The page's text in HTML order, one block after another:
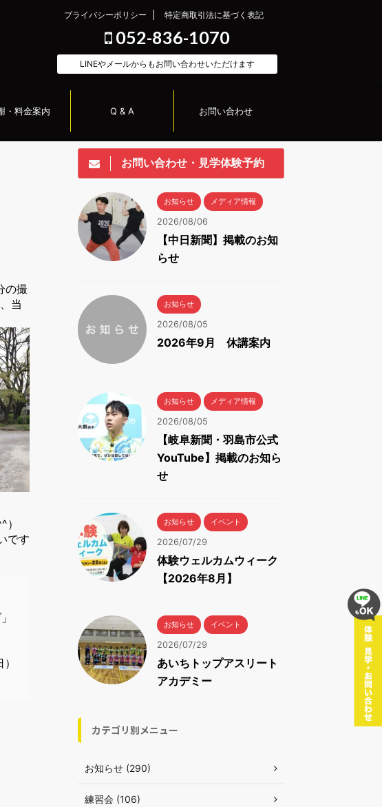
プライバシーポリシー 特定商取引法に基づく表記
052-836-1070
LINEやメールからもお問い合わせいただけます
・料金案内 Q & A お問い合わせ
の撮
当
です
お問い合わせ・見学体験予約
お知らせ メディア情報
2026/08/06
【中日新聞】掲載のお知
らせ
お知らせ
2026/08/05
2026年9月 休講案内
お知らせ メディア情報
2026/08/05
【岐阜新聞・羽島市公式
YouTube】掲載のお知ら
せ
お知らせ イベント
2026/07/29
体験ウェルカムウィーク
【2026年8月】
お知らせ イベント
2026/07/29
あいちトップアスリート
アカデミー
カテゴリ別メニュー
お知らせ (290)
練習会 (106)